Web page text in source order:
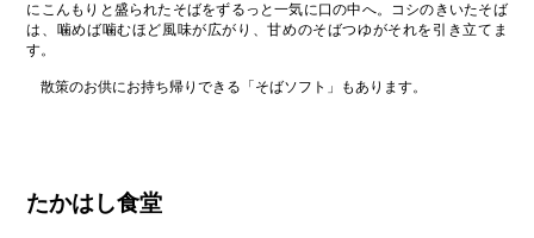
にこんもりと盛られたそばをずるっと一気に口の中へ。コシのきいたそば
は、噛めば噛むほど風味が広がり、甘めのそばつゆがそれを引き立てま
す。
散策のお供にお持ち帰りできる「そばソフト」もあります。
たかはし食堂